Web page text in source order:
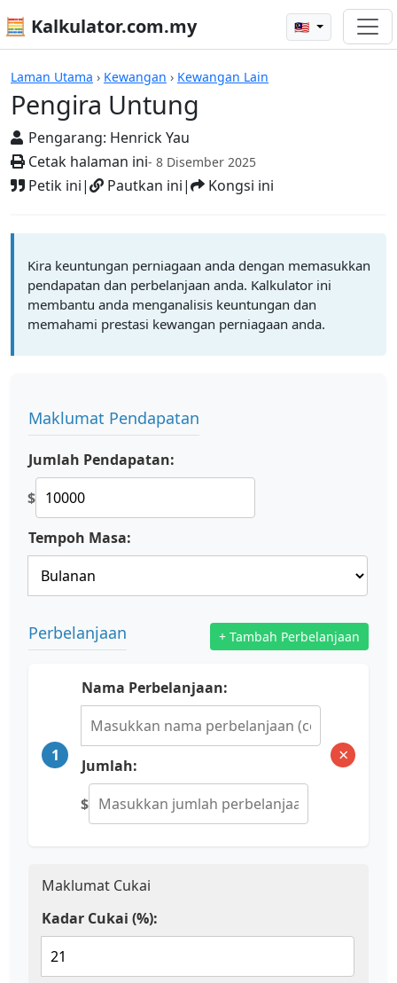
🧮 Kalkulator.com.my 🇲🇾
Laman Utama › Kewangan › Kewangan Lain
Pengira Untung
Pengarang: Henrick Yau
Cetak halaman ini- 8 Disember 2025
Petik ini| Pautkan ini| Kongsi ini
Pengira Untung
Kira keuntungan perniagaan anda dengan memasukkan
pendapatan dan perbelanjaan anda. Kalkulator ini
membantu anda menganalisis keuntungan dan
memahami prestasi kewangan perniagaan anda.
Maklumat Pendapatan
Jumlah Pendapatan:
$
Tempoh Masa:
Perbelanjaan + Tambah Perbelanjaan
1
Nama Perbelanjaan:
Jumlah:
$
×
Maklumat Cukai
Kadar Cukai (%):